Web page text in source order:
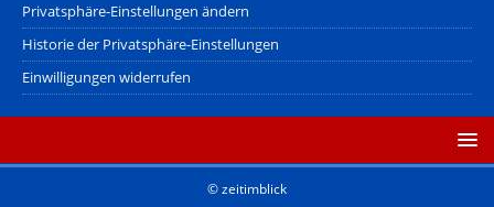
Privatsphäre-Einstellungen ändern
Historie der Privatsphäre-Einstellungen
Einwilligungen widerrufen
© zeitimblick